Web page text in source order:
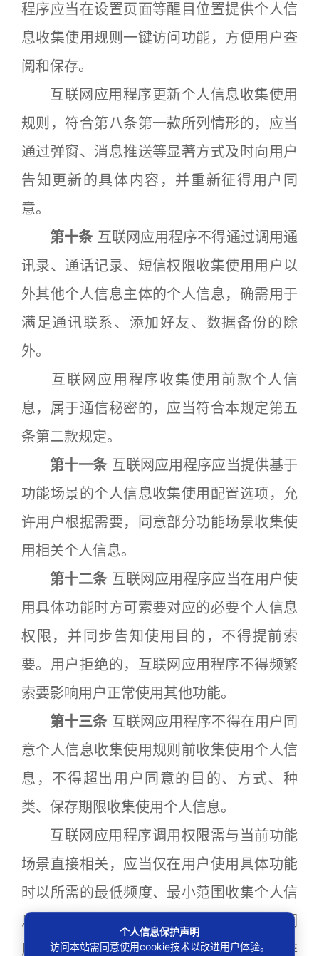
程序应当在设置页面等醒目位置提供个人信
息收集使用规则一键访问功能，方便用户查
阅和保存。
互联网应用程序更新个人信息收集使用
规则，符合第八条第一款所列情形的，应当
通过弹窗、消息推送等显著方式及时向用户
告知更新的具体内容，并重新征得用户同
意。
第十条 互联网应用程序不得通过调用通
讯录、通话记录、短信权限收集使用用户以
外其他个人信息主体的个人信息，确需用于
满足通讯联系、添加好友、数据备份的除
外。
互联网应用程序收集使用前款个人信
息，属于通信秘密的，应当符合本规定第五
条第二款规定。
第十一条 互联网应用程序应当提供基于
功能场景的个人信息收集使用配置选项，允
许用户根据需要，同意部分功能场景收集使
用相关个人信息。
第十二条 互联网应用程序应当在用户使
用具体功能时方可索要对应的必要个人信息
权限，并同步告知使用目的，不得提前索
要。用户拒绝的，互联网应用程序不得频繁
索要影响用户正常使用其他功能。
第十三条 互联网应用程序不得在用户同
意个人信息收集使用规则前收集使用个人信
息，不得超出用户同意的目的、方式、种
类、保存期限收集使用个人信息。
互联网应用程序调用权限需与当前功能
场景直接相关，应当仅在用户使用具体功能
时以所需的最低频度、最小范围收集个人信
息。在当前功能场景不再需要权限时停止调
用权限，不得收集非必要个人信息、调用非
个人信息保护声明
访问本站需同意使用cookie技术以改进用户体验。